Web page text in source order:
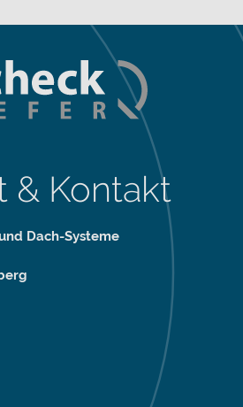
& Kontakt
Dach-Systeme